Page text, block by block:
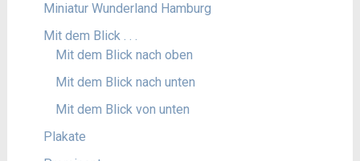
Miniatur Wunderland Hamburg
Mit dem Blick . . .
Mit dem Blick nach oben
Mit dem Blick nach unten
Mit dem Blick von unten
Plakate